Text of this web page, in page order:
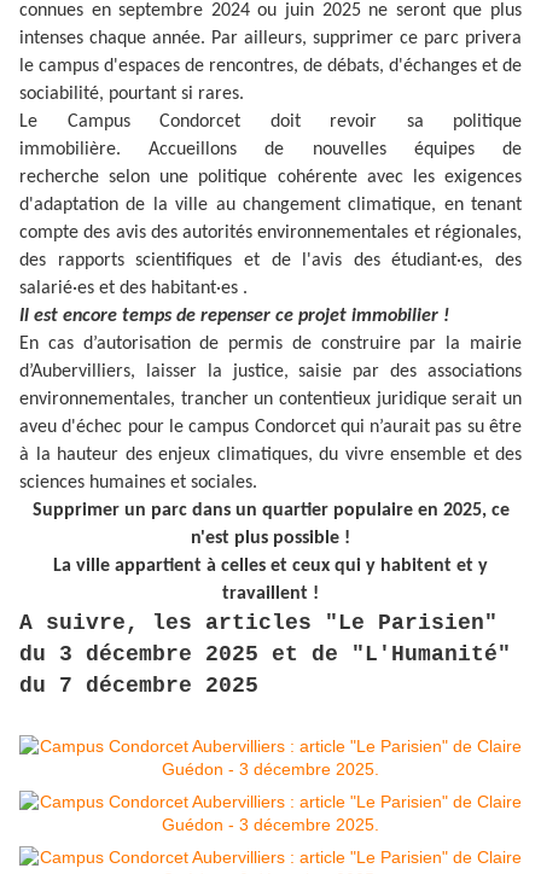
connues en septembre 2024 ou juin 2025 ne seront que plus
intenses chaque année. Par ailleurs, supprimer ce parc privera
le campus d'espaces de rencontres, de débats, d'échanges et de
sociabilité, pourtant si rares.
Le Campus Condorcet doit revoir sa politique
immobilière. Accueillons de nouvelles équipes de
recherche selon une politique cohérente avec les exigences
d'adaptation de la ville au changement climatique, en tenant
compte des avis des autorités environnementales et régionales,
des rapports scientifiques et de l'avis des étudiant·es, des
salarié·es et des habitant·es .
Il est encore temps de repenser ce projet immobilier !
En cas d’autorisation de permis de construire par la mairie
d’Aubervilliers, laisser la justice, saisie par des associations
environnementales, trancher un contentieux juridique serait un
aveu d'échec pour le campus Condorcet qui n’aurait pas su être
à la hauteur des enjeux climatiques, du vivre ensemble et des
sciences humaines et sociales.
Supprimer un parc dans un quartier populaire en 2025, ce
n'est plus possible !
La ville appartient à celles et ceux qui y habitent et y
travaillent !
A suivre, les articles "Le Parisien"
du 3 décembre 2025 et de "L'Humanité"
du 7 décembre 2025